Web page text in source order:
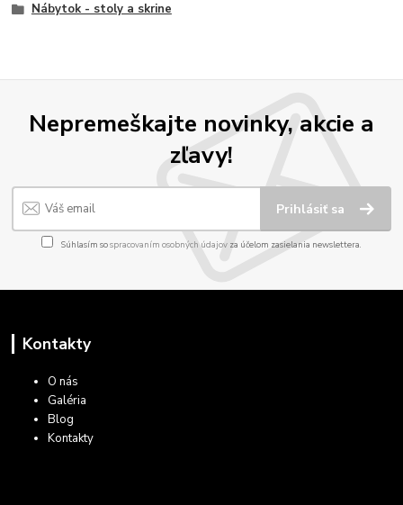
Nábytok - stoly a skrine
Nepremeškajte novinky, akcie a
zľavy!
Prihlásiť sa
Súhlasím sospracovaním osobných údajov za účelom zasielania newslettera.
Kontakty
O nás
Galéria
Blog
Kontakty